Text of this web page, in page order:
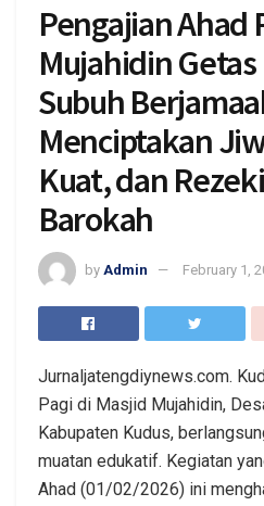
Pengajian Ahad
Mujahidin
Subuh
Menciptakan
Kuat, dan
Barokah
by Admin February 1,
Jurnaljatengdiynews.com.
Pagi di Masjid Mujahidin,
Kabupaten Kudus,
muatan edukatif. Kegiatan
Ahad (01/02/2026) ini